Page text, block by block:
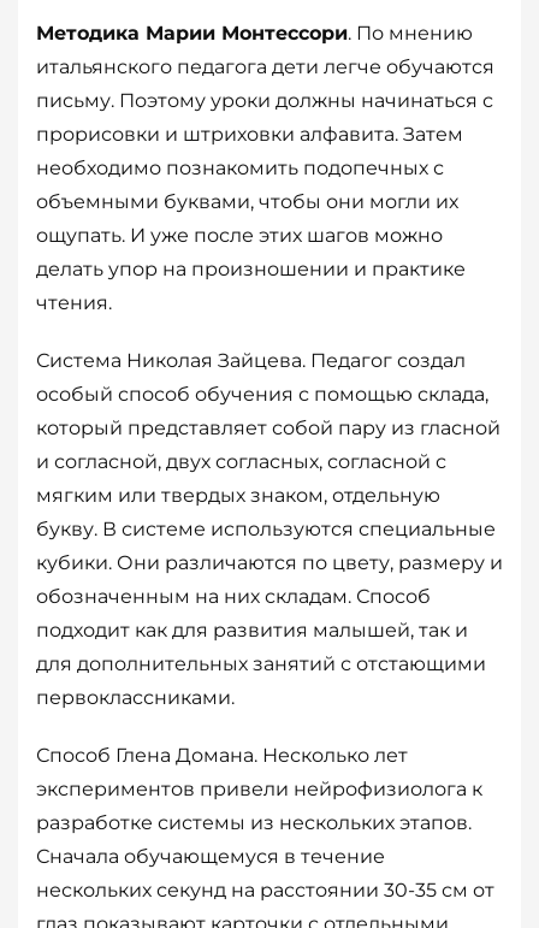
Методика Марии Монтессори. По мнению
итальянского педагога дети легче обучаются
письму. Поэтому уроки должны начинаться с
прорисовки и штриховки алфавита. Затем
необходимо познакомить подопечных с
объемными буквами, чтобы они могли их
ощупать. И уже после этих шагов можно
делать упор на произношении и практике
чтения.
Система Николая Зайцева. Педагог создал
особый способ обучения с помощью склада,
который представляет собой пару из гласной
и согласной, двух согласных, согласной с
мягким или твердых знаком, отдельную
букву. В системе используются специальные
кубики. Они различаются по цвету, размеру и
обозначенным на них складам. Способ
подходит как для развития малышей, так и
для дополнительных занятий с отстающими
первоклассниками.
Способ Глена Домана. Несколько лет
экспериментов привели нейрофизиолога к
разработке системы из нескольких этапов.
Сначала обучающемуся в течение
нескольких секунд на расстоянии 30-35 см от